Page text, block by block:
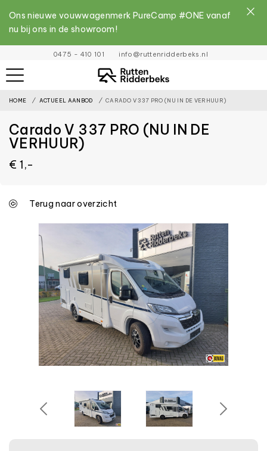
must
and
be
placed
folder
0475 - 410 101 info@ruttenridderbeks.nl
Ons nieuwe vouwwagenmerk PureCamp #ONE vanaf
nu bij ons in de showroom!
HOME ACTUEEL AANBOD CARADO V 337 PRO (NU IN DE VERHUUR)
Carado V 337 PRO (NU IN DE
VERHUUR)
€ 1,-
Terug naar overzicht